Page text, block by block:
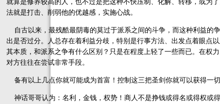
就算是修养较高的人，也不过是把这种不快压制、化解、转移，或为
法就是打击、削弱他的优越感，实施心战。
自古以来，最残酷最阴毒的莫过于派系之间的斗争，而这种利益的
出是否过分。人总存在着利益分歧，特别是行事方法、出发点着眼点
其本质，和派系之争有什么区别？只是在程度上轻了一些而已。在权
对方往往在尝试非常手段。
备有以上几点你就可能成为首富！控制这三把圣剑你就可以获得一
神话哥哥认为：名利，金钱，权势！商人不是挣钱或得名或得权或